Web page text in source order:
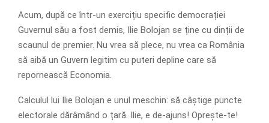
Acum, după ce într-un exercițiu specific democrației
Guvernul său a fost demis, Ilie Bolojan se ține cu dinții de
scaunul de premier. Nu vrea să plece, nu vrea ca România
să aibă un Guvern legitim cu puteri depline care să
repornească Economia.
Calculul lui Ilie Bolojan e unul meschin: să câștige puncte
electorale dărâmând o țară. Ilie, e de-ajuns! Oprește-te!